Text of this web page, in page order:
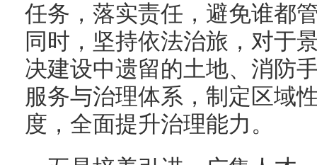
任务，落实责任，避免谁都
同时，坚持依法治旅，对于
决建设中遗留的土地、消防
服务与治理体系，制定区域
度，全面提升治理能力。